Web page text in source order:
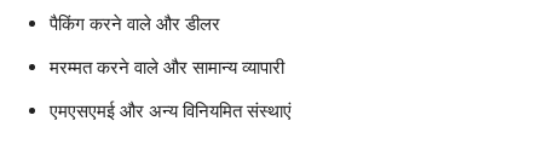
पैकिंग करने वाले और डीलर
मरम्मत करने वाले और सामान्य व्यापारी
एमएसएमई और अन्य विनियमित संस्थाएं